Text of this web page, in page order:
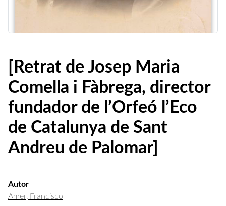
[Retrat de Josep Maria
Comella i Fàbrega, director
fundador de l’Orfeó l’Eco
de Catalunya de Sant
Andreu de Palomar]
Autor
Amer, Francisco